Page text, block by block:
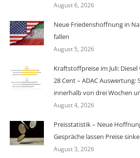
August 6, 2026
Neue Friedenshoffnung in
fallen
August 5, 2026
Kraftstoffpreise im Juli:
28 Cent – ADAC Auswertung:
innerhalb von drei Wochen
August 4, 2026
Preisstatistik – Neue
Gespräche lassen Preise
August 3, 2026